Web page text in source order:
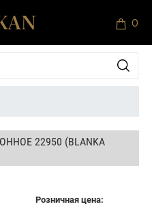
0
22950 (BLANKA
Розничная цена: